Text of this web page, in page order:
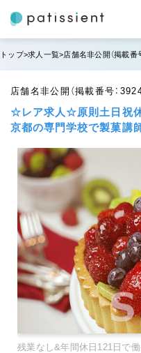
トップ 求人一覧 店舗名非公開（掲載番
店舗名非公開（掲載番号：
☆レア求人☆原則土日祝休
京都の専門学校で製菓講
残業なし&年間休日121日で